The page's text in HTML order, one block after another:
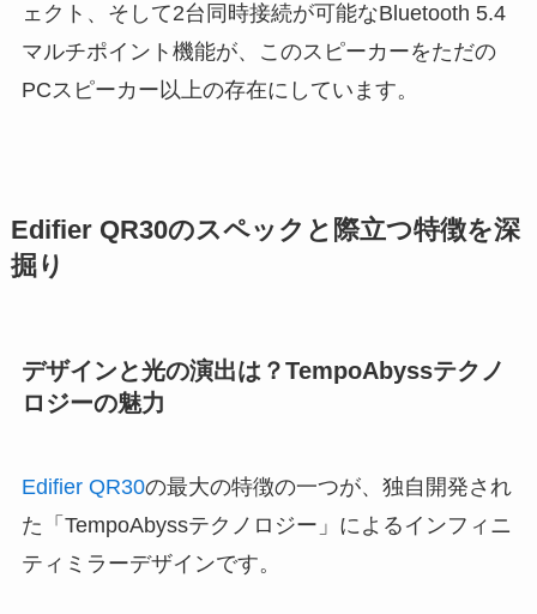
ェクト、そして2台同時接続が可能なBluetooth 5.4
マルチポイント機能が、このスピーカーをただの
PCスピーカー以上の存在にしています。
Edifier QR30のスペックと際立つ特徴を深
掘り
デザインと光の演出は？TempoAbyssテクノ
ロジーの魅力
Edifier QR30の最大の特徴の一つが、独自開発され
た「TempoAbyssテクノロジー」によるインフィニ
ティミラーデザインです。